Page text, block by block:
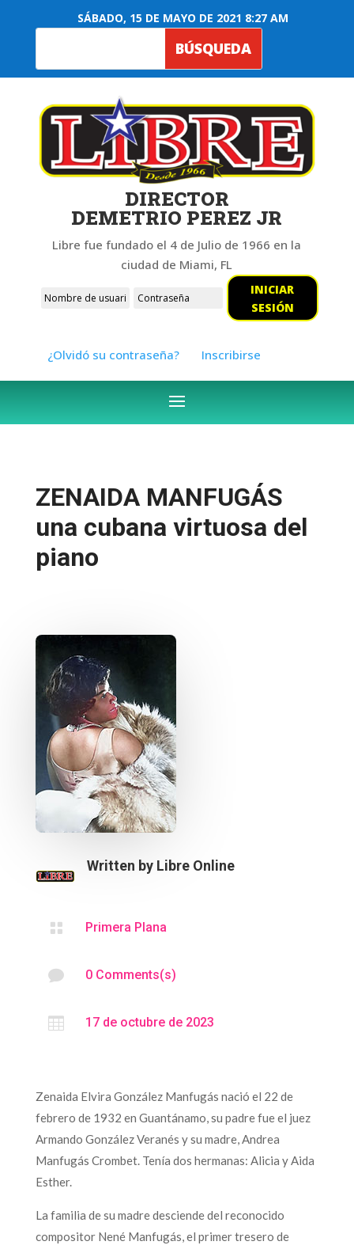
SÁBADO, 15 DE MAYO DE 2021 8:27 AM
DIRECTOR
DEMETRIO PEREZ JR
Libre fue fundado el 4 de Julio de 1966 en la
ciudad de Miami, FL
INICIAR
SESIÓN
¿Olvidó su contraseña? Inscribirse
ZENAIDA MANFUGÁS
una cubana virtuosa del
piano
Written by Libre Online
 Primera Plana
 0 Comments(s)
 17 de octubre de 2023
Zenaida Elvira González Manfugás nació el 22 de
febrero de 1932 en Guantánamo, su padre fue el juez
Armando González Veranés y su madre, Andrea
Manfugás Crombet. Tenía dos hermanas: Alicia y Aida
Esther.
La familia de su madre desciende del reconocido
compositor Nené Manfugás, el primer tresero de